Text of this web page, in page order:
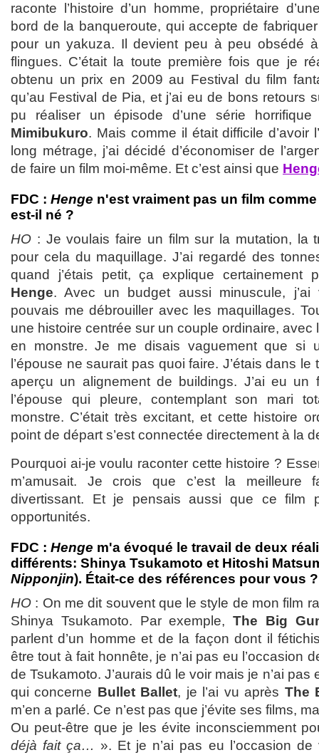
raconte l’histoire d’un homme, propriétaire
bord de la banqueroute, qui accepte de
pour un yakuza. Il devient peu à peu obsédé
flingues. C’était la toute première fois que je
obtenu un prix en 2009 au Festival du film
qu’au Festival de Pia, et j’ai eu de bons retours
pu réaliser un épisode d’une série
Mimibukuro. Mais comme il était difficile d’avoir
long métrage, j’ai décidé d’économiser de
de faire un film moi-même. Et c’est ainsi que
FDC : Henge n'est vraiment pas un film
est-il né ?
HO : Je voulais faire un film sur la mutation, la
pour cela du maquillage. J’ai regardé des
quand j’étais petit, ça explique certainement
Henge. Avec un budget aussi minuscule,
pouvais me débrouiller avec les maquillages.
une histoire centrée sur un couple ordinaire, avec
en monstre. Je me disais vaguement que si
l’épouse ne saurait pas quoi faire. J’étais dans le
aperçu un alignement de buildings. J’ai eu
l’épouse qui pleure, contemplant son mari
monstre. C’était très excitant, et cette histoire
point de départ s’est connectée directement à la
Pourquoi ai-je voulu raconter cette histoire ?
m’amusait. Je crois que c’est la
divertissant. Et je pensais aussi que ce film
opportunités.
FDC : Henge m'a évoqué le travail de deux
différents: Shinya Tsukamoto et Hitoshi
Nipponjin). Était-ce des références pour vous ?
HO : On me dit souvent que le style de mon film
Shinya Tsukamoto. Par exemple,The Big
parlent d’un homme et de la façon dont il
être tout à fait honnête, je n’ai pas eu l’occasion
de Tsukamoto. J’aurais dû le voir mais je n’ai
qui concerne Bullet Ballet, je l’ai vu après The
m’en a parlé. Ce n’est pas que j’évite ses films,
Ou peut-être que je les évite inconsciemment
déjà fait ça… ». Et je n’ai pas eu l’occasion